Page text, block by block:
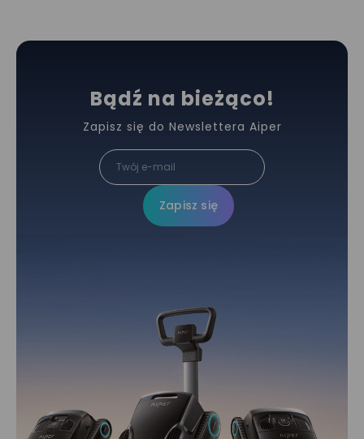
Bądź na bieżąco!
Zapisz się do Newslettera Aiper